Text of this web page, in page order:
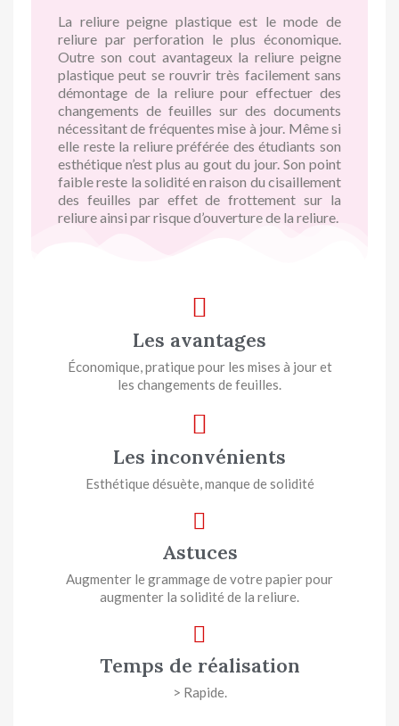
La reliure peigne plastique est le mode de
reliure par perforation le plus économique.
Outre son cout avantageux la reliure peigne
plastique peut se rouvrir très facilement sans
démontage de la reliure pour effectuer des
changements de feuilles sur des documents
nécessitant de fréquentes mise à jour. Même si
elle reste la reliure préférée des étudiants son
esthétique n’est plus au gout du jour. Son point
faible reste la solidité en raison du cisaillement
des feuilles par effet de frottement sur la
reliure ainsi par risque d’ouverture de la reliure.
Les avantages
Économique, pratique pour les mises à jour et
les changements de feuilles.
Les inconvénients
Esthétique désuète, manque de solidité
Astuces
Augmenter le grammage de votre papier pour
augmenter la solidité de la reliure.
Temps de réalisation
> Rapide.